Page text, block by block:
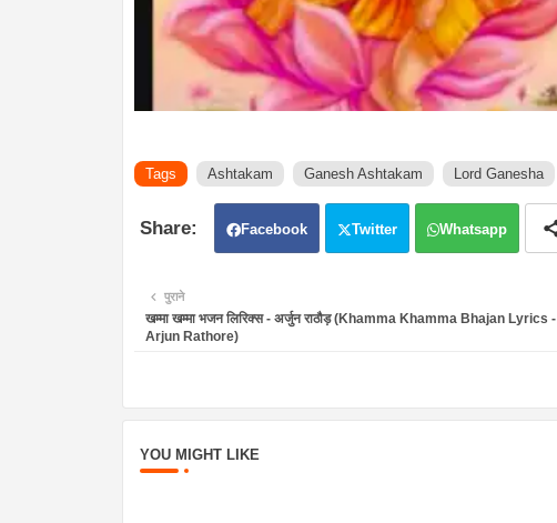
Tags Ashtakam Ganesh Ashtakam Lord Ganesha
Facebook Twitter Whatsapp
पुराने
खम्मा खम्मा भजन लिरिक्स - अर्जुन राठौड़ (Khamma Khamma Bhajan Lyrics -
Arjun Rathore)
YOU MIGHT LIKE